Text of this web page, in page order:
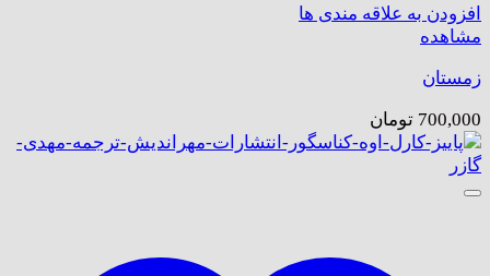
افزودن به علاقه مندی ها
مشاهده
زمستان
700,000 تومان